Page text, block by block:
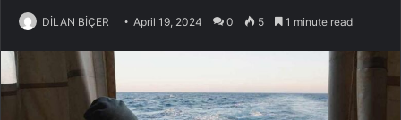
DİLAN BİÇER April 19, 2024 0 5 1 minute read